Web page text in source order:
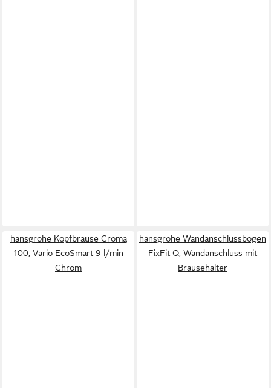
hansgrohe Kopfbrause Croma
100, Vario EcoSmart 9 l/min
Chrom
hansgrohe Wandanschlussbogen
FixFit Q, Wandanschluss mit
Brausehalter